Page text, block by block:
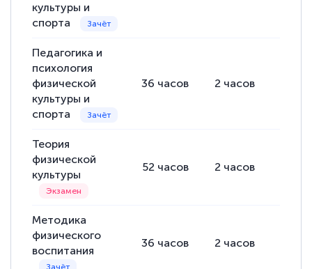
культуры и
спорта
Педагогика и
психология
физической
культуры и
спорта
36 часов 2 часов
Теория
физической
культуры
52 часов 2 часов
Методика
физического
воспитания
36 часов 2 часов